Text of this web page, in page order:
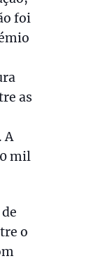
foi
as
A
mil
o